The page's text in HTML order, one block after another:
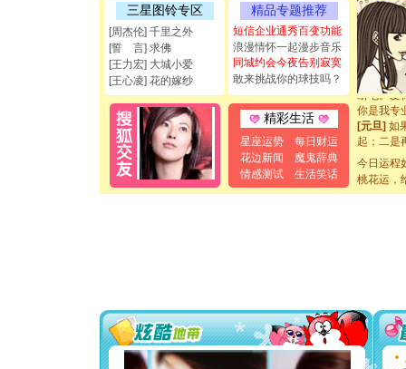
三星图铃专区
[周杰伦] 千里之外
[誓 言] 求佛
[王力宏] 大城小爱
[王心凌] 花的嫁纱
精品专题推荐
短信企业通秀百变功能
浪漫情怀一起漫步音乐
同城约会今夜告别寂寞
敢来挑战你的球技吗？
精彩生活
星座运势
每日财运
花边新闻
魔鬼辞典
情感测试
生活笑话
能正大光
都要快乐
[圣诞节]
如意,快
[元旦]看
断电。爱
你是我专
[元旦]如
起；二是
离。水晶
[元旦]当
泣，这痛
卖了。水
你太多，
要平安
[圣诞节]
能正大
今日运程
桃花运，